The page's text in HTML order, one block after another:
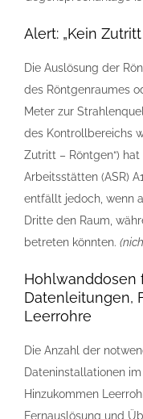
Alert: „Kein
Die Auslösung der
des Röntgenraumes
Meter zur
des Kontrollbereichs
Zutritt – Röntgen“)
Arbeitsstätten (ASR)
entfällt jedoch, wenn
Dritte den Raum,
betreten könnten.
Hohlwanddosen
Datenleitungen,
Leerrohre
Die Anzahl der
Dateninstallationen
Hinzukommen
Fernauslösung und